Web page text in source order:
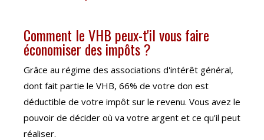
Comment le VHB peux-t'il vous faire
économiser des impôts ?
Grâce au régime des associations d'intérêt général,
dont fait partie le VHB, 66% de votre don est
déductible de votre impôt sur le revenu. Vous avez le
pouvoir de décider où va votre argent et ce qu'il peut
réaliser.